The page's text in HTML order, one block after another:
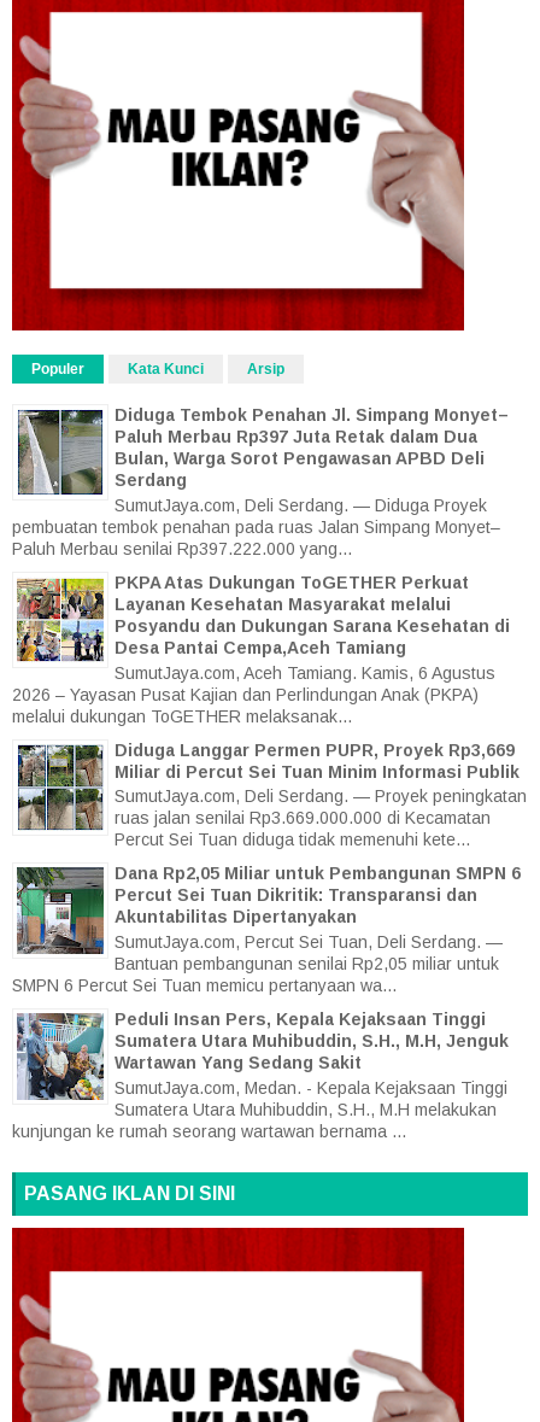
Populer Kata Kunci Arsip
Diduga Tembok Penahan Jl. Simpang Monyet–
Paluh Merbau Rp397 Juta Retak dalam Dua
Bulan, Warga Sorot Pengawasan APBD Deli
Serdang
SumutJaya.com, Deli Serdang. — Diduga Proyek
pembuatan tembok penahan pada ruas Jalan Simpang Monyet–
Paluh Merbau senilai Rp397.222.000 yang...
PKPA Atas Dukungan ToGETHER Perkuat
Layanan Kesehatan Masyarakat melalui
Posyandu dan Dukungan Sarana Kesehatan di
Desa Pantai Cempa,Aceh Tamiang
SumutJaya.com, Aceh Tamiang. Kamis, 6 Agustus
2026 – Yayasan Pusat Kajian dan Perlindungan Anak (PKPA)
melalui dukungan ToGETHER melaksanak...
Diduga Langgar Permen PUPR, Proyek Rp3,669
Miliar di Percut Sei Tuan Minim Informasi Publik
SumutJaya.com, Deli Serdang. — Proyek peningkatan
ruas jalan senilai Rp3.669.000.000 di Kecamatan
Percut Sei Tuan diduga tidak memenuhi kete...
Dana Rp2,05 Miliar untuk Pembangunan SMPN 6
Percut Sei Tuan Dikritik: Transparansi dan
Akuntabilitas Dipertanyakan
SumutJaya.com, Percut Sei Tuan, Deli Serdang. —
Bantuan pembangunan senilai Rp2,05 miliar untuk
SMPN 6 Percut Sei Tuan memicu pertanyaan wa...
Peduli Insan Pers, Kepala Kejaksaan Tinggi
Sumatera Utara Muhibuddin, S.H., M.H, Jenguk
Wartawan Yang Sedang Sakit
SumutJaya.com, Medan. - Kepala Kejaksaan Tinggi
Sumatera Utara Muhibuddin, S.H., M.H melakukan
kunjungan ke rumah seorang wartawan bernama ...
PASANG IKLAN DI SINI